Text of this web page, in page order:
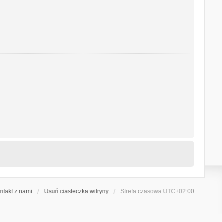
z nami Usuń ciasteczka witryny Strefa czasowa UTC+02:00